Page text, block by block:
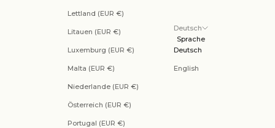
Lettland (EUR €)
Litauen (EUR €)
Luxemburg (EUR €)
Malta (EUR €)
Niederlande (EUR €)
Österreich (EUR €)
Portugal (EUR €)
Deutsch
Sprache
Deutsch
English